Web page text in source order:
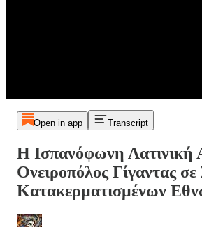
Open in app Transcript
Η Ισπανόφωνη Λατινική
Ονειροπόλος Γίγαντας
Κατακερματισμένων